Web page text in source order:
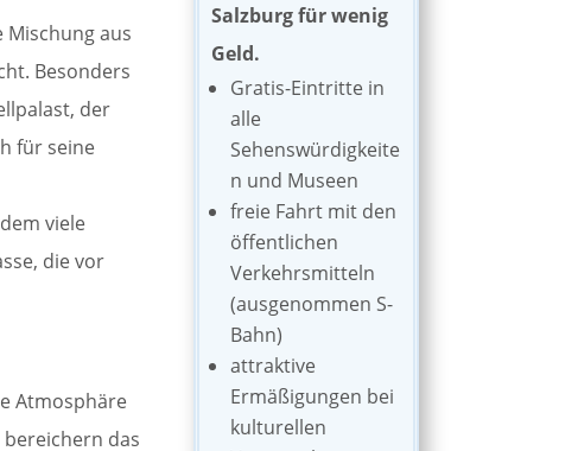
aus
Besonders
der
für seine
viele
die vor
Atmosphäre
das
Salzburg für wenig
Geld.
Gratis-Eintritte in
alle
Sehenswürdigkeite
n und Museen
freie Fahrt mit den
öffentlichen
Verkehrsmitteln
(ausgenommen S-
Bahn)
attraktive
Ermäßigungen bei
kulturellen